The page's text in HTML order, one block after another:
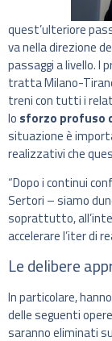
quest’ulteriore
va nella direzione
passaggi a livello. I
tratta Milano-
treni con tutti i
lo sforzo profuso
situazione è
realizzativi che
“Dopo i continui
Sertori – siamo
soprattutto,
accelerare l’iter di
Le delibere
In particolare,
delle seguenti
saranno eliminati